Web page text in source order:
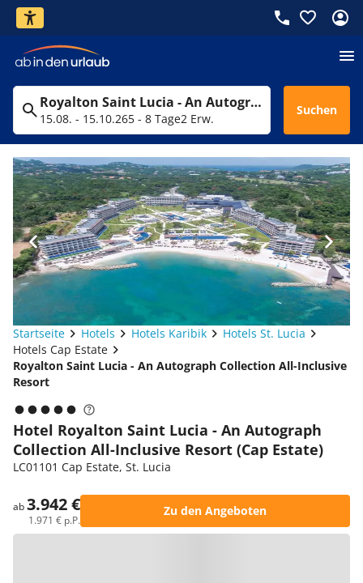
Royalton Saint Lucia - An Autograph Collection All-Inclusive Resort
15.08. - 15.10.265 - 8 Tage2 Erw.
Suchen
Startseite Hotels Hotels Karibik
Hotels St. Lucia
Hotels Cap Estate
Royalton Saint Lucia - An Autograph Collection All-Inclusive
Resort
Hotel Royalton Saint Lucia - An Autograph
Collection All-Inclusive Resort (Cap Estate)
LC01101 Cap Estate, St. Lucia
ab3.942 €
1.971 € p.P.
Zu den Angeboten